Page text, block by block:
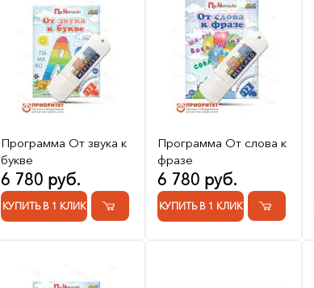
Программа От звука к
букве
6 780 руб.
КУПИТЬ В 1 КЛИК
Программа От слова к
фразе
6 780 руб.
КУПИТЬ В 1 КЛИК